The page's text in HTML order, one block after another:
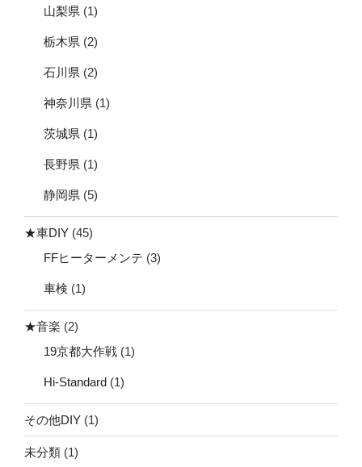
山梨県 (1)
栃木県 (2)
石川県 (2)
神奈川県 (1)
茨城県 (1)
長野県 (1)
静岡県 (5)
★車DIY (45)
FFヒーターメンテ (3)
車検 (1)
★音楽 (2)
19京都大作戦 (1)
Hi-Standard (1)
その他DIY (1)
未分類 (1)